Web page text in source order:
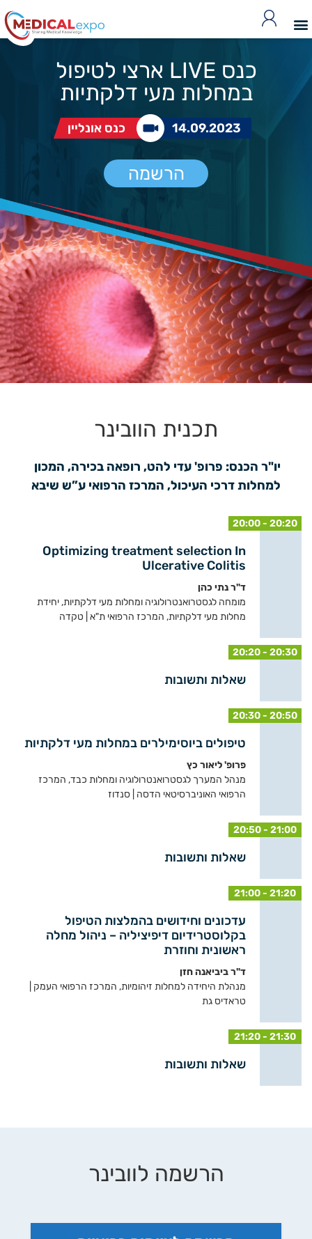
כנס LIVE ארצי לטיפול
במחלות מעי דלקתיות
14.09.2023 כנס אונליין
הרשמה
תכנית הוובינר
למחלות דרכי העיכול, המרכז הרפואי ע”ש שיבא
20:00 - 20:20
Optimizing treatment selection In
Ulcerative Colitis
ד"ר נתי כהן
מומחה לגסטרואנטרולוגיה ומחלות מעי דלקתיות, יחידת
מחלות מעי דלקתיות, המרכז הרפואי ת"א | טקדה
20:20 - 20:30
שאלות ותשובות
20:30 - 20:50
טיפולים ביוסימילרים במחלות מעי דלקתיות
פרופ' ליאור כץ
מנהל המערך לגסטרואנטרולוגיה ומחלות כבד, המרכז
הרפואי האוניברסיטאי הדסה | סנדוז
20:50 - 21:00
שאלות ותשובות
21:00 - 21:20
עדכונים וחידושים בהמלצות הטיפול
בקלוסטרידיום דיפיציליה – ניהול מחלה
ראשונית וחוזרת
ד"ר ביביאנה חזן
מנהלת היחידה למחלות זיהומיות, המרכז הרפואי העמק |
טראדיס גת
21:20 - 21:30
שאלות ותשובות
הרשמה לוובינר